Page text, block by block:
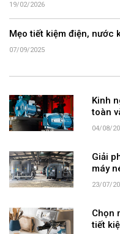
19/02/2026
Mẹo tiết kiệm điện, nước
07/09/2025
Kinh
toàn
04/08/
Giải
máy
23/07/
Chọn
tiết